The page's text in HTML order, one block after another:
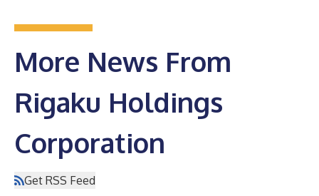
More News From
Rigaku Holdings
Corporation
Get RSS Feed